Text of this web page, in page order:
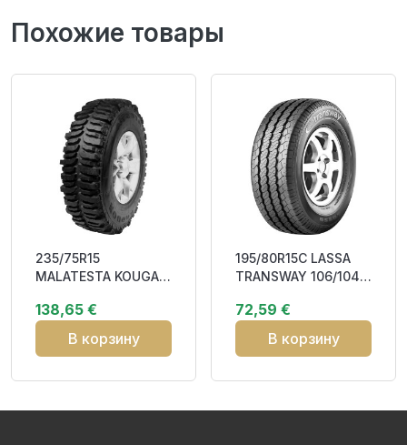
Похожие товары
235/75R15
MALATESTA KOUGAR
138,65 €
В корзину
195/80R15C LASSA
TRANSWAY 106/104R
72,59 €
В корзину